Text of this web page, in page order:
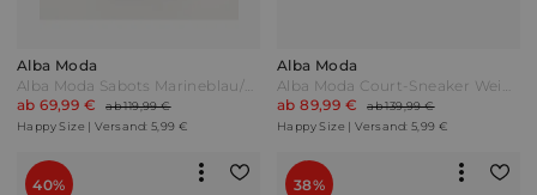
Alba Moda
Alba Moda Sabots Marineblau/Weiß
ab 69,99 €
ab 119,99 €
Happy Size | Versand: 5,99 €
Alba Moda
Alba Moda Court-Sneaker Weiß/Cognac
ab 89,99 €
ab 139,99 €
Happy Size | Versand: 5,99 €
40% 38%